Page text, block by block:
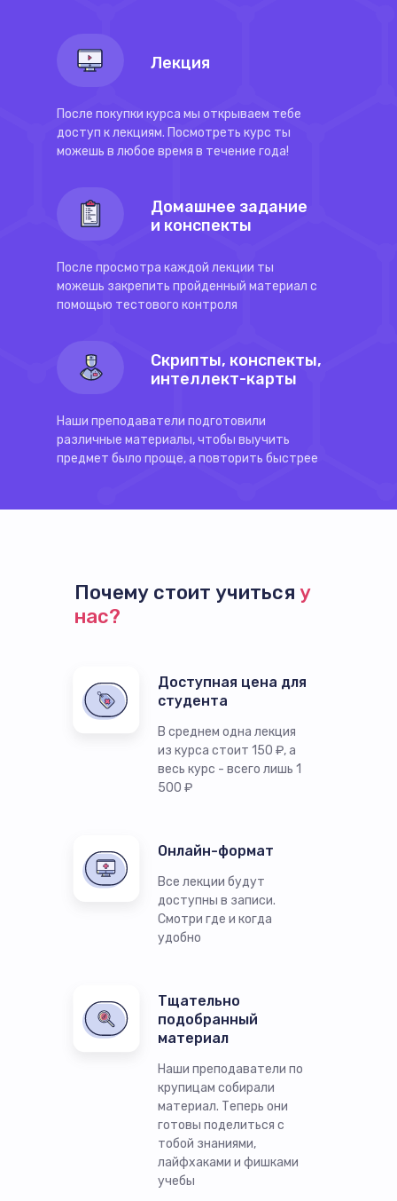
Лекция
После покупки курса мы открываем тебе
доступ к лекциям. Посмотреть курс ты
можешь в любое время в течение года!
Домашнее задание
и конспекты
После просмотра каждой лекции ты
можешь закрепить пройденный материал с
помощью тестового контроля
Скрипты, конспекты,
интеллект-карты
Наши преподаватели подготовили
различные материалы, чтобы выучить
предмет было проще, а повторить быстрее
Почему стоит учиться у
нас?
Доступная цена для
студента
В среднем одна лекция
из курса стоит 150 ₽, а
весь курс - всего лишь 1
500 ₽
Онлайн-формат
Все лекции будут
доступны в записи.
Смотри где и когда
удобно
Тщательно
подобранный
материал
Наши преподаватели по
крупицам собирали
материал. Теперь они
готовы поделиться с
тобой знаниями,
лайфхаками и фишками
учебы